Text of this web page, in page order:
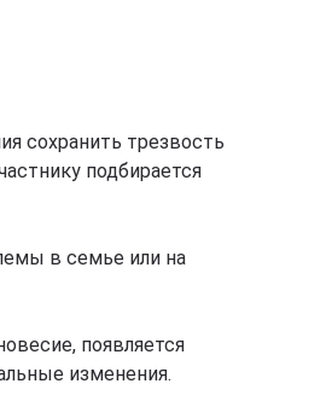
сохранить трезвость
подбирается
в семье или на
появляется
изменения.